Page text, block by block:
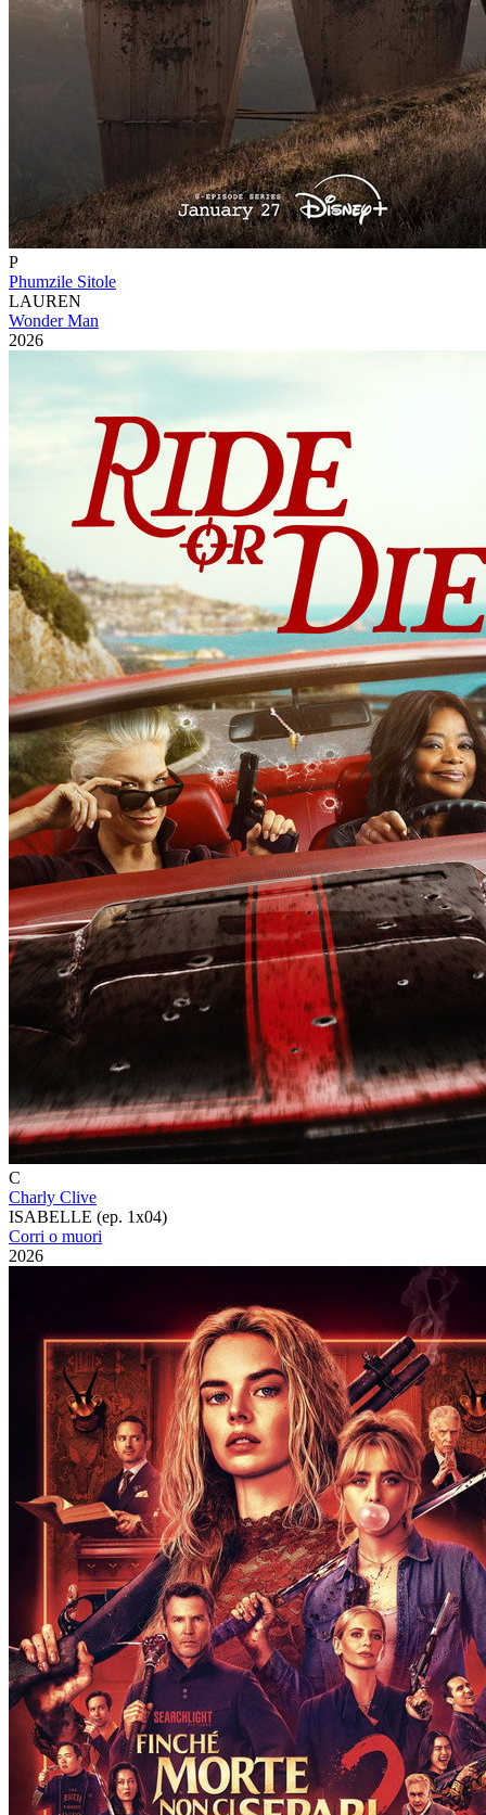
P
Phumzile Sitole
LAUREN
Wonder Man
2026
C
Charly Clive
ISABELLE (ep. 1x04)
Corri o muori
2026